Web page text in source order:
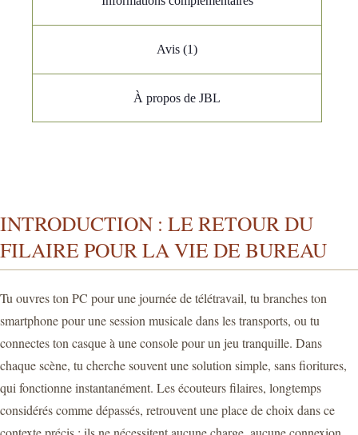
Avis (1)
À propos de JBL
INTRODUCTION : LE RETOUR DU
FILAIRE POUR LA VIE DE BUREAU
Tu ouvres ton PC pour une journée de télétravail, tu branches ton
smartphone pour une session musicale dans les transports, ou tu
connectes ton casque à une console pour un jeu tranquille. Dans
chaque scène, tu cherche souvent une solution simple, sans fioritures,
qui fonctionne instantanément. Les écouteurs filaires, longtemps
considérés comme dépassés, retrouvent une place de choix dans ce